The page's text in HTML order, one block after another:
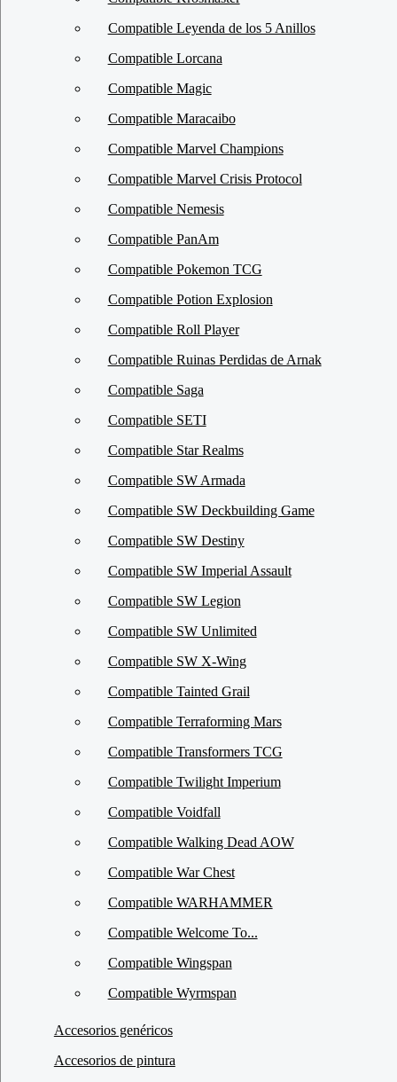
Compatible Leyenda de los 5 Anillos
Compatible Lorcana
Compatible Magic
Compatible Maracaibo
Compatible Marvel Champions
Compatible Marvel Crisis Protocol
Compatible Nemesis
Compatible PanAm
Compatible Pokemon TCG
Compatible Potion Explosion
Compatible Roll Player
Compatible Ruinas Perdidas de Arnak
Compatible Saga
Compatible SETI
Compatible Star Realms
Compatible SW Armada
Compatible SW Deckbuilding Game
Compatible SW Destiny
Compatible SW Imperial Assault
Compatible SW Legion
Compatible SW Unlimited
Compatible SW X-Wing
Compatible Tainted Grail
Compatible Terraforming Mars
Compatible Transformers TCG
Compatible Twilight Imperium
Compatible Voidfall
Compatible Walking Dead AOW
Compatible War Chest
Compatible WARHAMMER
Compatible Welcome To...
Compatible Wingspan
Compatible Wyrmspan
Accesorios genéricos
Accesorios de pintura